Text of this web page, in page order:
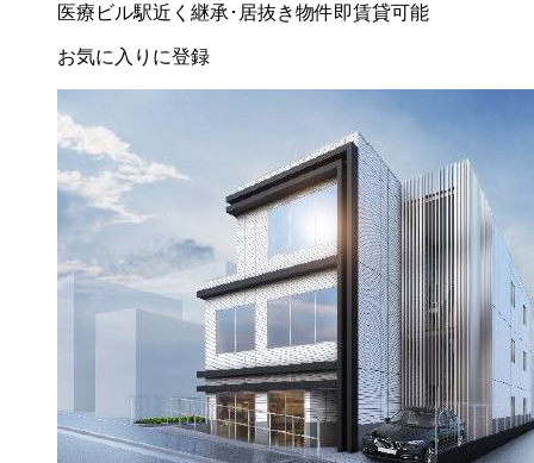
医療ビル駅近く 継承･居抜き物件即賃貸可能
お気に入りに登録